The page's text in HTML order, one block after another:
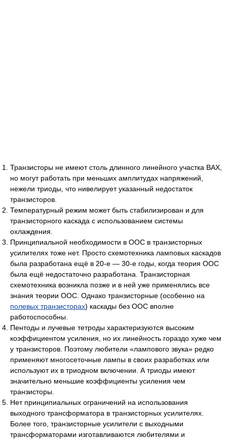
Транзисторы не имеют столь длинного линейного участка ВАХ,
но могут работать при меньших амплитудах напряжений,
нежели триоды, что нивелирует указанный недостаток
транзисторов.
Температурный режим может быть стабилизирован и для
транзисторного каскада с использованием системы
охлаждения.
Принципиальной необходимости в ООС в транзисторных
усилителях тоже нет. Просто схемотехника ламповых каскадов
была разработана ещё в 20-е — 30-е годы, когда теория ООС
была ещё недостаточно разработана. Транзисторная
схемотехника возникла позже и в ней уже применялись все
знания теории ООС. Однако транзисторные (особенно на
полевых транзисторах) каскады без ООС вполне
работоспособны.
Пентоды и лучевые тетроды характеризуются высоким
коэффициентом усиления, но их линейность гораздо хуже чем
у транзисторов. Поэтому любители «лампового звука» редко
применяют многосеточные лампы в своих разработках или
используют их в триодном включении. А триоды имеют
значительно меньшие коэффициенты усиления чем
транзисторы.
Нет принципиальных ограничений на использования
выходного трансформатора в транзисторных усилителях.
Более того, транзисторные усилители с выходными
трансформаторами изготавливаются любителями и